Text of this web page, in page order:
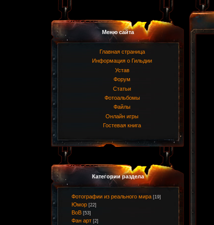
Меню сайта
Главная страница
Информация о Гильдии
Устав
Форум
Статьи
Фотоальбомы
Файлы
Онлайн игры
Гостевая книга
Категории раздела
Фотографии из реального мира [19]
Юмор [22]
ВоВ [53]
Фан арт [2]